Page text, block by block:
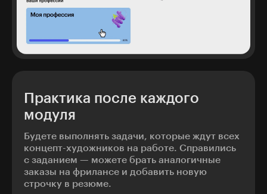
Практика после каждого
модуля
Будете выполнять задачи, которые ждут всех
концепт-художников на работе. Справились
с заданием — можете брать аналогичные
заказы на фрилансе и добавить новую
строчку в резюме.